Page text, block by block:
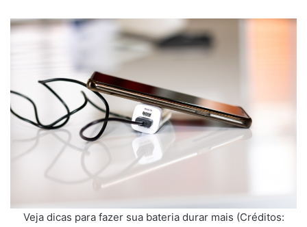
Veja dicas para fazer sua bateria durar mais (Créditos: